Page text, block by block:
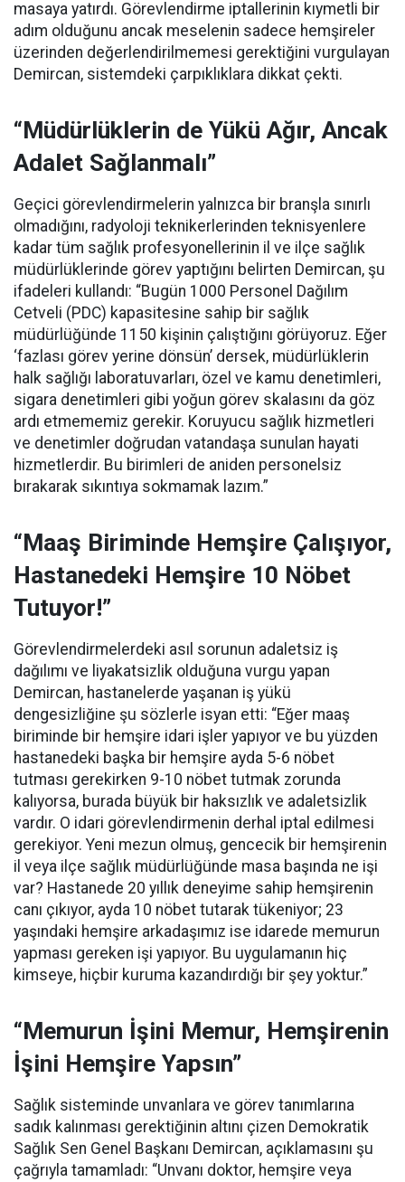
masaya yatırdı. Görevlendirme iptallerinin kıymetli bir
adım olduğunu ancak meselenin sadece hemşireler
üzerinden değerlendirilmemesi gerektiğini vurgulayan
Demircan, sistemdeki çarpıklıklara dikkat çekti.
“Müdürlüklerin de Yükü Ağır, Ancak
Adalet Sağlanmalı”
Geçici görevlendirmelerin yalnızca bir branşla sınırlı
olmadığını, radyoloji teknikerlerinden teknisyenlere
kadar tüm sağlık profesyonellerinin il ve ilçe sağlık
müdürlüklerinde görev yaptığını belirten Demircan, şu
ifadeleri kullandı: “Bugün 1000 Personel Dağılım
Cetveli (PDC) kapasitesine sahip bir sağlık
müdürlüğünde 1150 kişinin çalıştığını görüyoruz. Eğer
‘fazlası görev yerine dönsün’ dersek, müdürlüklerin
halk sağlığı laboratuvarları, özel ve kamu denetimleri,
sigara denetimleri gibi yoğun görev skalasını da göz
ardı etmememiz gerekir. Koruyucu sağlık hizmetleri
ve denetimler doğrudan vatandaşa sunulan hayati
hizmetlerdir. Bu birimleri de aniden personelsiz
bırakarak sıkıntıya sokmamak lazım.”
“Maaş Biriminde Hemşire Çalışıyor,
Hastanedeki Hemşire 10 Nöbet
Tutuyor!”
Görevlendirmelerdeki asıl sorunun adaletsiz iş
dağılımı ve liyakatsizlik olduğuna vurgu yapan
Demircan, hastanelerde yaşanan iş yükü
dengesizliğine şu sözlerle isyan etti: “Eğer maaş
biriminde bir hemşire idari işler yapıyor ve bu yüzden
hastanedeki başka bir hemşire ayda 5-6 nöbet
tutması gerekirken 9-10 nöbet tutmak zorunda
kalıyorsa, burada büyük bir haksızlık ve adaletsizlik
vardır. O idari görevlendirmenin derhal iptal edilmesi
gerekiyor. Yeni mezun olmuş, gencecik bir hemşirenin
il veya ilçe sağlık müdürlüğünde masa başında ne işi
var? Hastanede 20 yıllık deneyime sahip hemşirenin
canı çıkıyor, ayda 10 nöbet tutarak tükeniyor; 23
yaşındaki hemşire arkadaşımız ise idarede memurun
yapması gereken işi yapıyor. Bu uygulamanın hiç
kimseye, hiçbir kuruma kazandırdığı bir şey yoktur.”
“Memurun İşini Memur, Hemşirenin
İşini Hemşire Yapsın”
Sağlık sisteminde unvanlara ve görev tanımlarına
sadık kalınması gerektiğinin altını çizen Demokratik
Sağlık Sen Genel Başkanı Demircan, açıklamasını şu
çağrıyla tamamladı: “Unvanı doktor, hemşire veya